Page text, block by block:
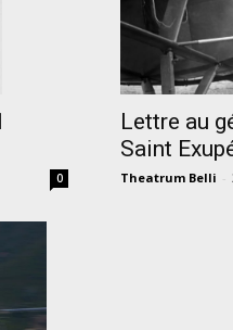
0
Lettre au
Saint
Theatrum Belli -